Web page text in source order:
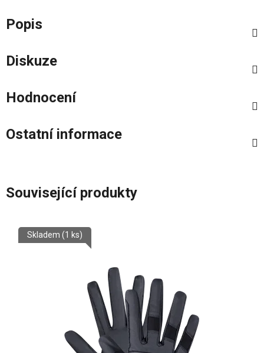
Popis
Diskuze
Hodnocení
Ostatní informace
Související produkty
Skladem (1 ks)